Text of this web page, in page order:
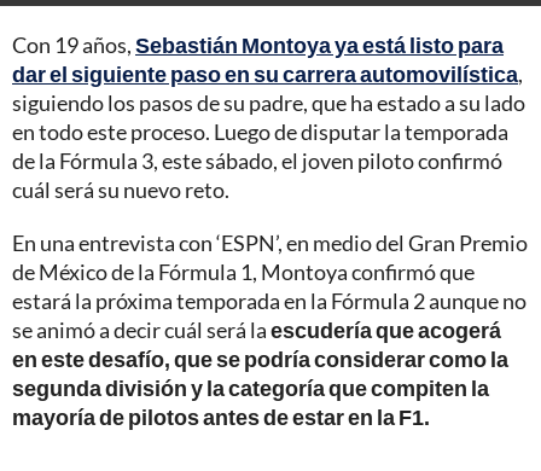
Con 19 años,Sebastián Montoya ya está listo para
dar el siguiente paso en su carrera automovilística,
siguiendo los pasos de su padre, que ha estado a su lado
en todo este proceso. Luego de disputar la temporada
de la Fórmula 3, este sábado, el joven piloto confirmó
cuál será su nuevo reto.
En una entrevista con ‘ESPN’, en medio del Gran Premio
de México de la Fórmula 1, Montoya confirmó que
estará la próxima temporada en la Fórmula 2 aunque no
se animó a decir cuál será laescudería que acogerá
en este desafío, que se podría considerar como la
segunda división y la categoría que compiten la
mayoría de pilotos antes de estar en la F1.